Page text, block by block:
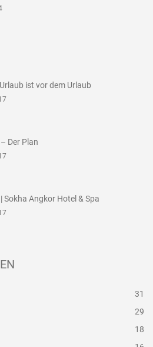
ist vor dem Urlaub
Der Plan
Sokha Angkor Hotel & Spa
31
29
18